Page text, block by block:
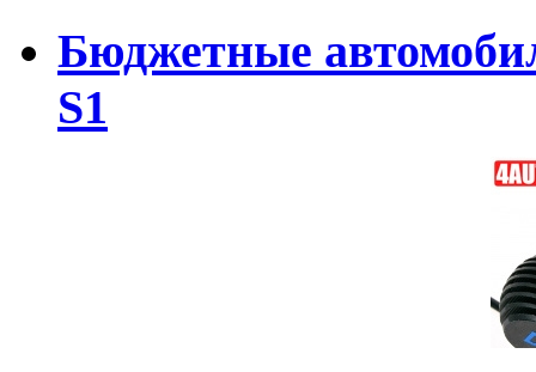
Бюджетные
S1